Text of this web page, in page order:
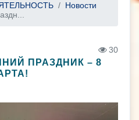
Новости
30
ПРАЗДНИК – 8